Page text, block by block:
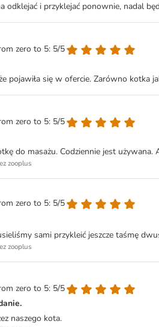
odklejać i przyklejać ponownie, nadal
zero to 5: 5/5
pojawiła się w ofercie. Zarówno kotka
zero to 5: 5/5
do masażu. Codziennie jest używana.
zooplus
zero to 5: 5/5
sami przykleić jeszcze taśmę
zooplus
zero to 5: 5/5
naszego kota.